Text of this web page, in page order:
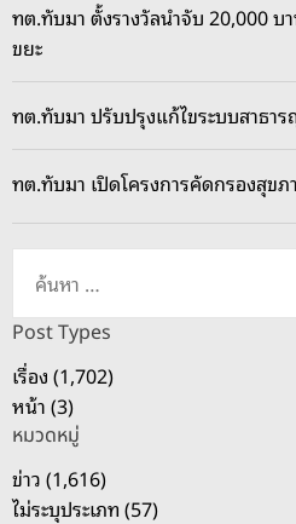
ทต.ทับมา ตั้งรางวัลนำจับ 20,000 บ
ขยะ
ทต.ทับมา ปรับปรุงแก้ไขระบบสาธา
ทต.ทับมา เปิดโครงการคัดกรองสุขภ
ห
สำ
ห
รั
บ
:
Post Types
เรื่อง (1,702)
หน้า (3)
หมวดหมู่
ข่าว (1,616)
ไม่ระบุประเภท (57)